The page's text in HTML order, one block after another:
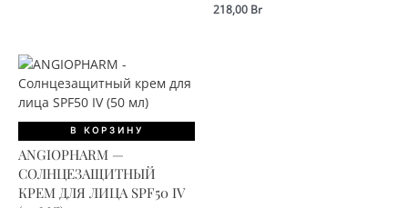
218,00 Br
В КОРЗИНУ
ANGIOPHARM —
СОЛНЦЕЗАЩИТНЫЙ
КРЕМ ДЛЯ ЛИЦА SPF50 IV